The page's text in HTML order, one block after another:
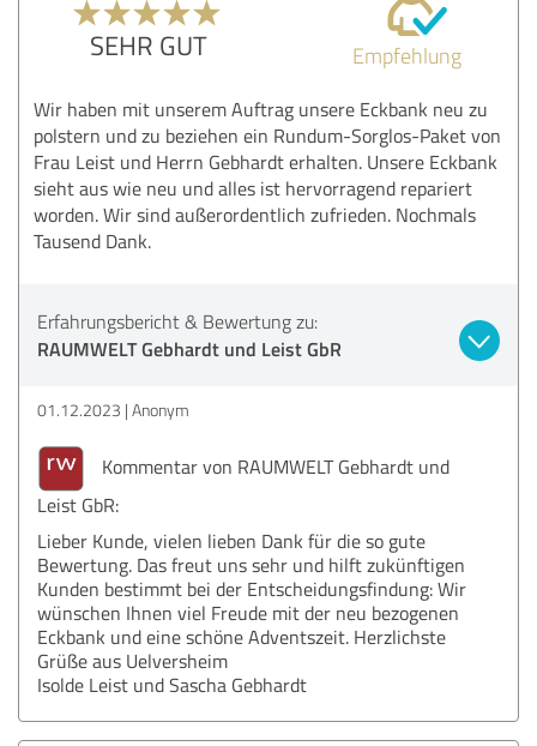
SEHR GUT Empfehlung
Wir haben mit unserem Auftrag unsere Eckbank neu zu
polstern und zu beziehen ein Rundum-Sorglos-Paket von
Frau Leist und Herrn Gebhardt erhalten. Unsere Eckbank
sieht aus wie neu und alles ist hervorragend repariert
worden. Wir sind außerordentlich zufrieden. Nochmals
Tausend Dank.
Erfahrungsbericht & Bewertung zu:
RAUMWELT Gebhardt und Leist GbR
01.12.2023 Anonym
Kommentar von RAUMWELT Gebhardt und
Leist GbR:
Lieber Kunde, vielen lieben Dank für die so gute
Bewertung. Das freut uns sehr und hilft zukünftigen
Kunden bestimmt bei der Entscheidungsfindung: Wir
wünschen Ihnen viel Freude mit der neu bezogenen
Eckbank und eine schöne Adventszeit. Herzlichste
Grüße aus Uelversheim
Isolde Leist und Sascha Gebhardt